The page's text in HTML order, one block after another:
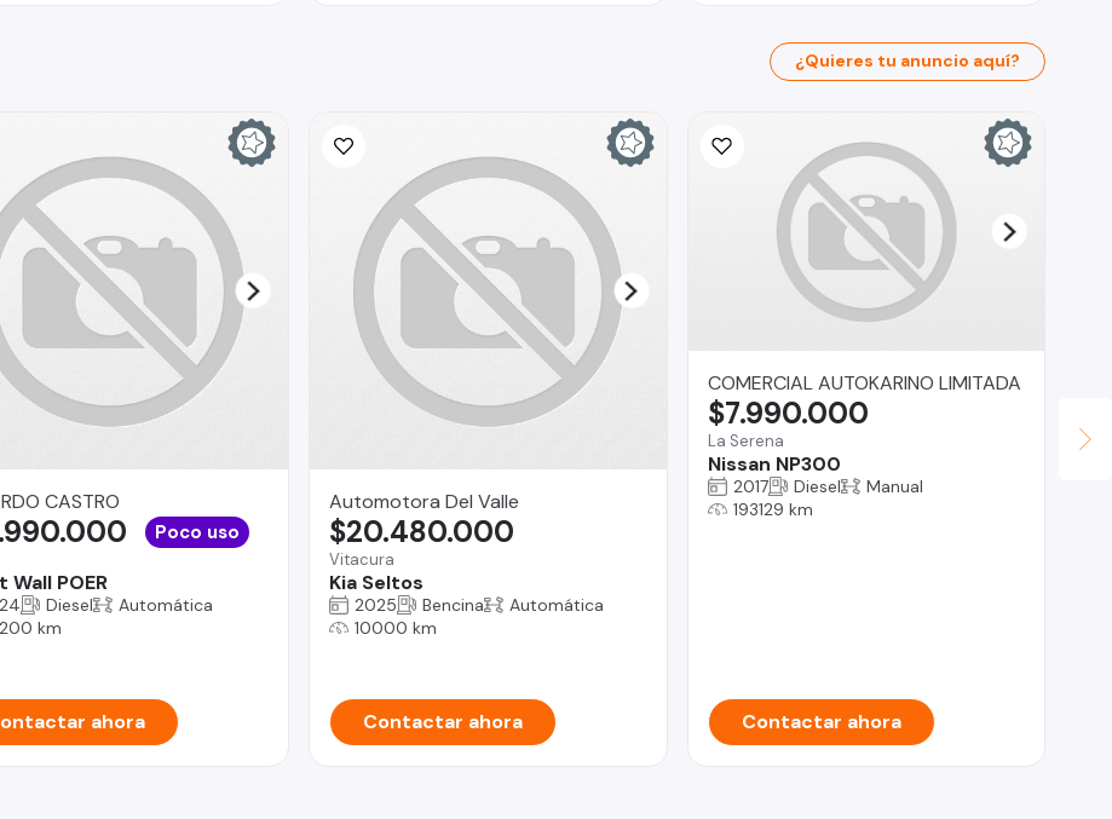
¿Quieres tu anuncio aquí?
CASTRO
Wall POER
Poco uso
Diesel
Automática
km
ahora
Automotora Del Valle
Vitacura
Kia Seltos
$20.480.000
2025 Bencina
Automática
10000 km
Contactar ahora
COMERCIAL AUTOKARINO LIMITADA
La Serena
Nissan NP300
$7.990.000
2017 Diesel
Manual
193129 km
Contactar ahora
La